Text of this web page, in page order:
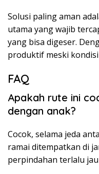
Solusi paling aman
utama yang wajib
yang bisa digeser.
produktif meski
FAQ
Apakah rute ini
dengan anak?
Cocok, selama jeda
ramai ditempatkan di
perpindahan terlalu